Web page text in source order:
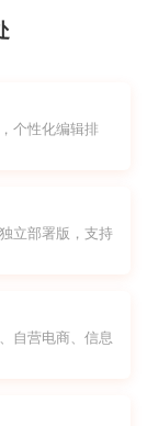
个性化编辑排
立部署版，支持
自营电商、信息